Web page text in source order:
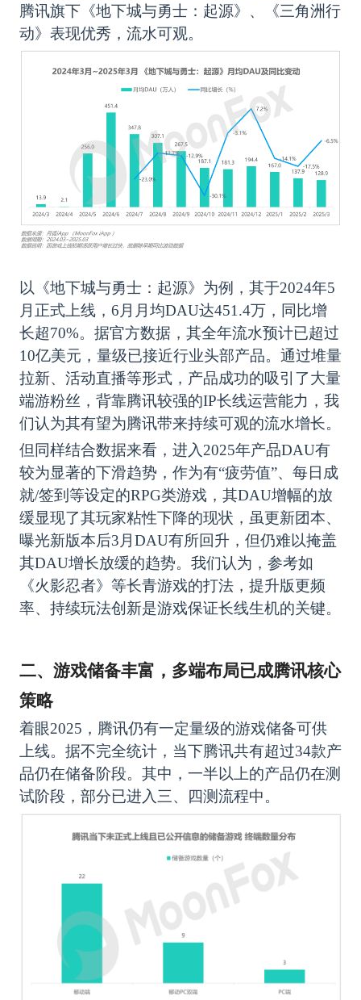
腾讯旗下《地下城与勇士：起源》、《三角洲行
动》表现优秀，流水可观。
以《地下城与勇士：起源》为例，其于2024年5
月正式上线，6月月均DAU达451.4万，同比增
长超70%。据官方数据，其全年流水预计已超过
10亿美元，量级已接近行业头部产品。通过堆量
拉新、活动直播等形式，产品成功的吸引了大量
端游粉丝，背靠腾讯较强的IP长线运营能力，我
们认为其有望为腾讯带来持续可观的流水增长。
但同样结合数据来看，进入 2025年产品DAU有
较为显著的下滑趋势，作为有“疲劳值”、每日成
就/签到等设定的RPG类游戏，其DAU增幅的放
缓显现了其玩家粘性下降的现状，虽更新团本、
曝光新版本后3月DAU有所回升，但仍难以掩盖
其DAU增长放缓的趋势。我们认为，参考如
《火影忍者》等长青游戏的打法，提升版更频
率、持续玩法创新是游戏保证长线生机的关键。
二、游戏储备丰富，多端布局已成腾讯核心
策略
着眼2025，腾讯仍有一定量级的游戏储备可供
上线。据不完全统计，当下腾讯共有超过34款产
品仍在储备阶段。其中，一半以上的产品仍在测
试阶段，部分已进入三、四测流程中。